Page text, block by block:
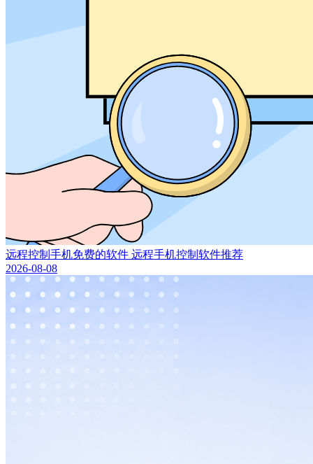
远程控制手机免费的软件 远程手机控制软件推荐
2026-08-08